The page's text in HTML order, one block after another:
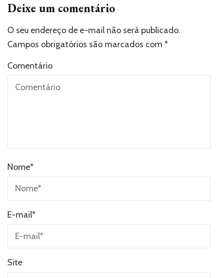
Deixe um comentário
O seu endereço de e-mail não será publicado.
Campos obrigatórios são marcados com *
Comentário
Nome*
E-mail*
Site